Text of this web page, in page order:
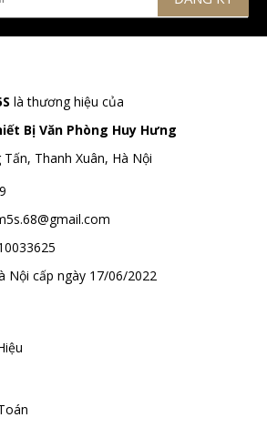
là thương hiệu của
Bị Văn Phòng Huy Hưng
Thanh Xuân, Hà Nội
Nội cấp ngày 17/06/2022